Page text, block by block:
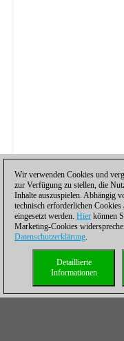
Wir verwenden Cookies und
zur Verfügung zu stellen, die
Inhalte auszuspielen. Abhängig
technisch erforderlichen
eingesetzt werden. Hier können
Marketing-Cookies
Datenschutzerklärung.
Detaillierte
Informationen